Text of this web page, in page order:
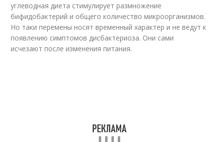
углеводная диета стимулирует размножение
бифидобактерий и общего количество микроорганизмов.
Но таки перемены носят временный характер и не ведут к
появлению симптомов дисбактериоза. Они сами
исчезают после изменения питания.